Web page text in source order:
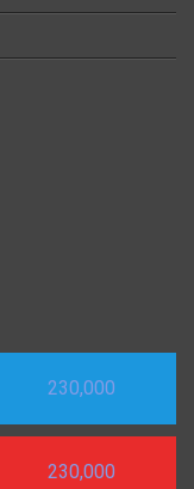
230,000
230,000